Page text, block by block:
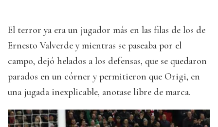
El terror ya era un jugador más en las filas de los de
Ernesto Valverde y mientras se paseaba por el
campo, dejó helados a los defensas, que se quedaron
parados en un córner y permitieron que Origi, en
una jugada inexplicable, anotase libre de marca.